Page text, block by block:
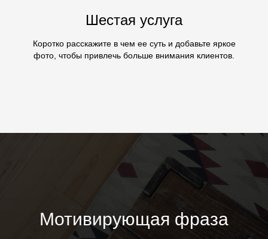
Шестая услуга
Коротко расскажите в чем ее суть и добавьте яркое
фото, чтобы привлечь больше внимания клиентов.
Мотивирующая фраза